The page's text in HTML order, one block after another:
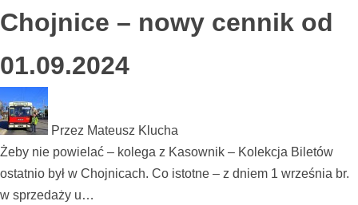
Chojnice – nowy cennik od
01.09.2024
Przez Mateusz Klucha
Żeby nie powielać – kolega z Kasownik – Kolekcja Biletów
ostatnio był w Chojnicach. Co istotne – z dniem 1 września br.
w sprzedaży u…